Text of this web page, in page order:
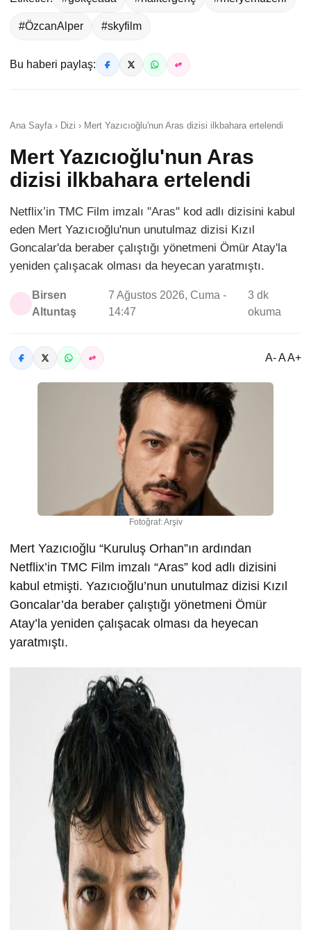
#ÖzcanAlper #skyfilm
Bu haberi paylaş:
Ana Sayfa › Dizi › Mert Yazıcıoğlu'nun Aras dizisi ilkbahara ertelendi
Mert Yazıcıoğlu'nun Aras
dizisi ilkbahara ertelendi
Netflix’in TMC Film imzalı "Aras" kod adlı dizisini kabul
eden Mert Yazıcıoğlu'nun unutulmaz dizisi Kızıl
Goncalar'da beraber çalıştığı yönetmeni Ömür Atay'la
yeniden çalışacak olması da heyecan yaratmıştı.
Birsen
Altuntaş
7 Ağustos 2026, Cuma -
14:47
3 dk
okuma
A- A A+
Fotoğraf: Arşiv
Mert Yazıcıoğlu “Kuruluş Orhan”ın ardından
Netflix’in TMC Film imzalı “Aras” kod adlı dizisini
kabul etmişti. Yazıcıoğlu’nun unutulmaz dizisi Kızıl
Goncalar’da beraber çalıştığı yönetmeni Ömür
Atay’la yeniden çalışacak olması da heyecan
yaratmıştı.